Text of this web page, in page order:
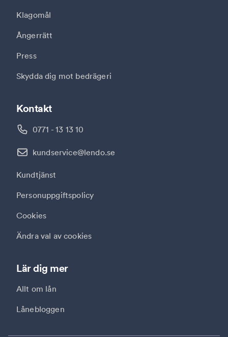
Lär dig mer
Allt om lån
Lånebloggen
Kontakt
0771 - 13 13 10
kundservice@lendo.se
Kundtjänst
Personuppgiftspolicy
Cookies
Ändra val av cookies
Klagomål
Ångerrätt
Press
Skydda dig mot bedrägeri